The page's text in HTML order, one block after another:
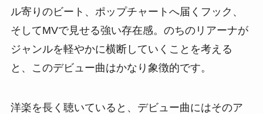
ル寄りのビート、ポップチャートへ届くフック、
そしてMVで見せる強い存在感。のちのリアーナが
ジャンルを軽やかに横断していくことを考える
と、このデビュー曲はかなり象徴的です。
洋楽を長く聴いていると、デビュー曲にはそのア